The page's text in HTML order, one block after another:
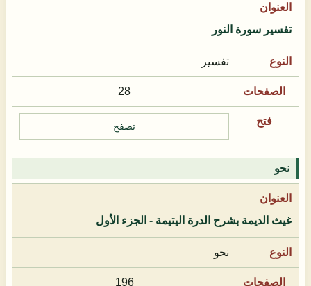
تفسير سورة النور
تفسير
28
تصفح
نحو
غيث الديمة بشرح الدرة اليتيمة - الجزء الأول
نحو
196